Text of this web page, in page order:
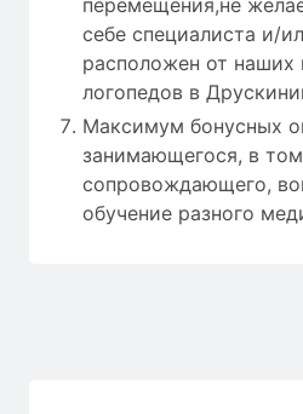
себе специалиста и/
расположен от наших
логопедов в
Максимум бонусных
занимающегося, в
сопровождающего,
обучение разного